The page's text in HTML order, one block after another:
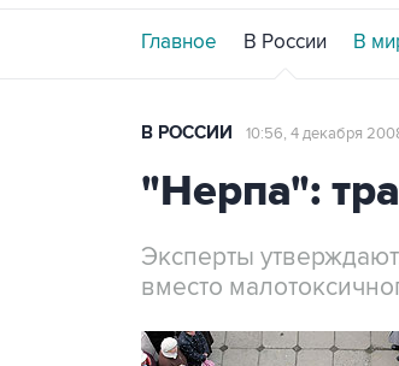
Главное В России В
В РОССИИ 10:56, 4 декабря
"Нерпа":
Эксперты
вместо